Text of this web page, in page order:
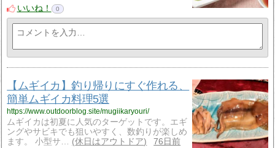
いいね！
0
【ムギイカ】釣り帰りにすぐ作れる、
簡単ムギイカ料理5選
https://www.outdoorblog.site/mugiikaryouri/
ムギイカは初夏に人気のターゲットです。エギ
ングやサビキでも狙いやすく、数釣りが楽しめ
ます。 小型サ…
休日はアウトドア
76日前